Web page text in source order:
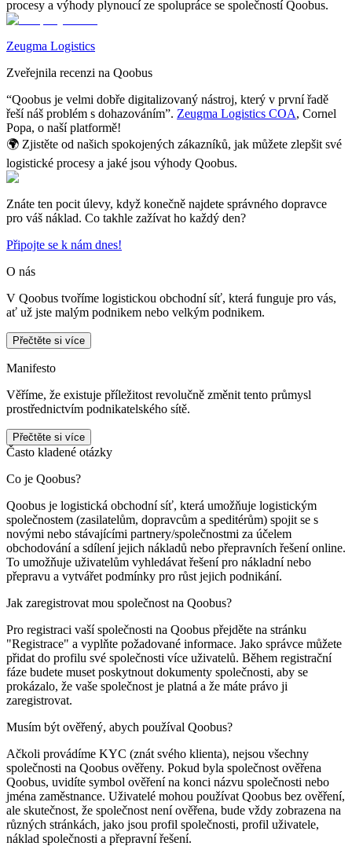
procesy a výhody plynoucí ze spolupráce se společností Qoobus.
Zeugma Logistics
Zveřejnila recenzi na Qoobus
“Qoobus je velmi dobře digitalizovaný nástroj, který v první řadě
řeší náš problém s dohazováním”. Zeugma Logistics COA, Cornel
Popa, o naší platformě!
🌍 Zjistěte od našich spokojených zákazníků, jak můžete zlepšit své
logistické procesy a jaké jsou výhody Qoobus.
Znáte ten pocit úlevy, když konečně najdete správného dopravce
pro váš náklad. Co takhle zažívat ho každý den?
Připojte se k nám dnes!
O nás
V Qoobus tvoříme logistickou obchodní síť, která funguje pro vás,
ať už jste malým podnikem nebo velkým podnikem.
Přečtěte si více
Manifesto
Věříme, že existuje příležitost revolučně změnit tento průmysl
prostřednictvím podnikatelského sítě.
Přečtěte si více
Často kladené otázky
Co je Qoobus?
Qoobus je logistická obchodní síť, která umožňuje logistickým
společnostem (zasilatelům, dopravcům a speditérům) spojit se s
novými nebo stávajícími partnery/společnostmi za účelem
obchodování a sdílení jejich nákladů nebo přepravních řešení online.
To umožňuje uživatelům vyhledávat řešení pro nákladní nebo
přepravu a vytvářet podmínky pro růst jejich podnikání.
Jak zaregistrovat mou společnost na Qoobus?
Pro registraci vaší společnosti na Qoobus přejděte na stránku
"Registrace" a vyplňte požadované informace. Jako správce můžete
přidat do profilu své společnosti více uživatelů. Během registrační
fáze budete muset poskytnout dokumenty společnosti, aby se
prokázalo, že vaše společnost je platná a že máte právo ji
zaregistrovat.
Musím být ověřený, abych používal Qoobus?
Ačkoli provádíme KYC (znát svého klienta), nejsou všechny
společnosti na Qoobus ověřeny. Pokud byla společnost ověřena
Qoobus, uvidíte symbol ověření na konci názvu společnosti nebo
jména zaměstnance. Uživatelé mohou používat Qoobus bez ověření,
ale skutečnost, že společnost není ověřena, bude vždy zobrazena na
různých stránkách, jako jsou profil společnosti, profil uživatele,
náklad společnosti a přepravní řešení.